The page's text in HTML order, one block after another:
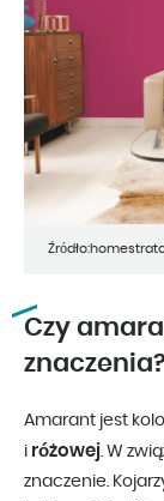
Czy
Amarant jest
i różowej. W
znaczenie.